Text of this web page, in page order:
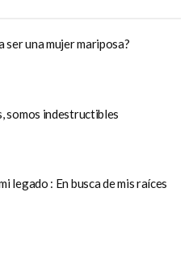
ser una mujer mariposa?
somos indestructibles
legado : En busca de mis raíces